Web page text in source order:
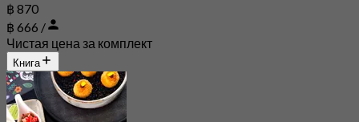
฿ 870
฿ 666 /
Чистая цена за комплект
Книга